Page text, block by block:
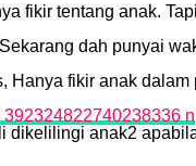
fikir tentang anak.
dah punyai
fikir anak
dikelilingi anak2